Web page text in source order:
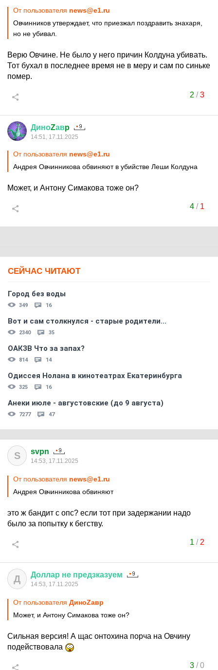
От пользователя news@e1.ru
Овчинников утверждает, что приезжал поздравить знахаря,
но не убивал.
Верю Овчине. Не было у него причин Колдуна убивать.
Тот бухал в последнее время не в меру и сам по синьке
помер.
2 /3
ДиноZавp
14:51, 17.11.2025
От пользователя news@e1.ru
Андрея Овчинникова обвиняют в убийстве Леши Колдуна
Может, и Антону Симакова тоже он?
4/ 1
СЕЙЧАС ЧИТАЮТ
Город без воды
349 16
Вот и сам столкнулся - старые родители...
2340 35
ОАКЗВ Что за запах?
814 14
Одиссея Нолана в кинотеатрах Екатеринбурга
325 16
Анеки июле - августовские (до 9 августа)
7277 47
S svpn
14:53, 17.11.2025
От пользователя news@e1.ru
Андрея Овчинникова обвиняют
это ж бандит с опс? если тот при задержании надо
было за попытку к бегству.
1 / 2
Д Доллар не предзказуем
14:53, 17.11.2025
От пользователя ДиноZавp
Может, и Антону Симакова тоже он?
Сильная версия! А щас онтохина порча на Овчину
подействовала
3/0